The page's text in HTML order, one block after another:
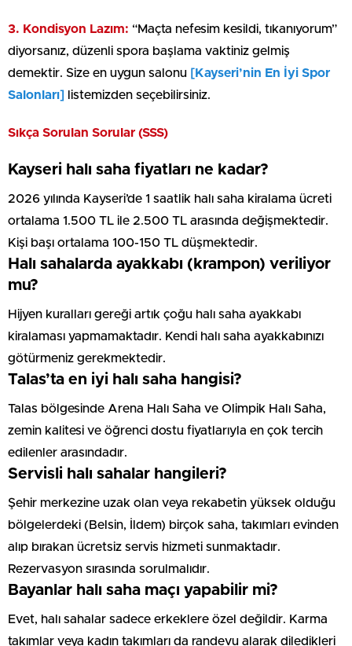
3. Kondisyon Lazım: “Maçta nefesim kesildi, tıkanıyorum”
diyorsanız, düzenli spora başlama vaktiniz gelmiş
demektir. Size en uygun salonu [Kayseri’nin En İyi Spor
Salonları] listemizden seçebilirsiniz.
Sıkça Sorulan Sorular (SSS)
Kayseri halı saha fiyatları ne kadar?
2026 yılında Kayseri’de 1 saatlik halı saha kiralama ücreti
ortalama 1.500 TL ile 2.500 TL arasında değişmektedir.
Kişi başı ortalama 100-150 TL düşmektedir.
Halı sahalarda ayakkabı (krampon) veriliyor
mu?
Hijyen kuralları gereği artık çoğu halı saha ayakkabı
kiralaması yapmamaktadır. Kendi halı saha ayakkabınızı
götürmeniz gerekmektedir.
Talas’ta en iyi halı saha hangisi?
Talas bölgesinde Arena Halı Saha ve Olimpik Halı Saha,
zemin kalitesi ve öğrenci dostu fiyatlarıyla en çok tercih
edilenler arasındadır.
Servisli halı sahalar hangileri?
Şehir merkezine uzak olan veya rekabetin yüksek olduğu
bölgelerdeki (Belsin, İldem) birçok saha, takımları evinden
alıp bırakan ücretsiz servis hizmeti sunmaktadır.
Rezervasyon sırasında sorulmalıdır.
Bayanlar halı saha maçı yapabilir mi?
Evet, halı sahalar sadece erkeklere özel değildir. Karma
takımlar veya kadın takımları da randevu alarak diledikleri